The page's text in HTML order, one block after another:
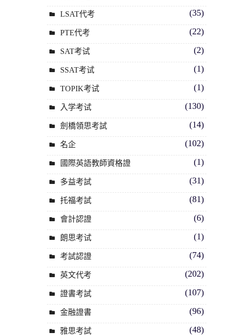
LSAT代考 (35)
PTE代考 (22)
SAT考试 (2)
SSAT考试 (1)
TOPIK考试 (1)
入学考试 (130)
劍橋領思考試 (14)
名企 (102)
國際英語教師資格證 (1)
多益考試 (31)
托福考試 (81)
會計認證 (6)
朗思考试 (1)
考試認證 (74)
英文代考 (202)
證書考試 (107)
金融證書 (96)
雅思考試 (48)